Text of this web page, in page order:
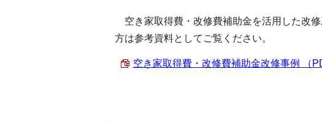
空き家取得費・改修費補助金を活用した改
方は参考資料としてご覧ください。
空き家取得費・改修費補助金改修事例 （